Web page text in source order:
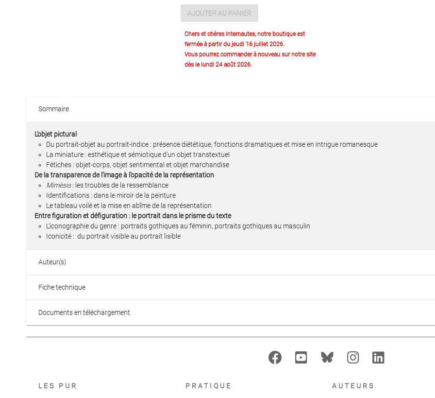
AJOUTER AU PANIER
Chers et chères Internautes, notre boutique est
fermée à partir du jeudi 16 juillet 2026.
Vous pourrez commander à nouveau sur notre site
dès le lundi 24 août 2026.
Sommaire
L’objet pictural
Du portrait-objet au portrait-indice : présence diététique, fonctions dramatiques et mise en intrigue romanesque
La miniature : esthétique et sémiotique d'un objet transtextuel
Fétiches : objet-corps, objet sentimental et objet marchandise
De la transparence de l’image à l’opacité de la représentation
Mimèsis: les troubles de la ressemblance
Identifications : dans le miroir de la peinture
Le tableau voilé et la mise en abîme de la représentation
Entre figuration et défiguration : le portrait dans le prisme du texte
L'iconographie du genre : portraits gothiques au féminin, portraits gothiques au masculin
Iconicité : du portrait visible au portrait lisible
Auteur(s)
Fiche technique
Documents en téléchargement
LES PUR PRATIQUE AUTEURS